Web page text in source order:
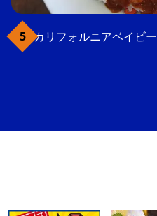
カリフォルニアベイビー